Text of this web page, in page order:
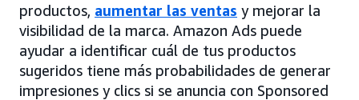
productos, aumentar las ventas y mejorar la
visibilidad de la marca. Amazon Ads puede
ayudar a identificar cuál de tus productos
sugeridos tiene más probabilidades de generar
impresiones y clics si se anuncia con Sponsored